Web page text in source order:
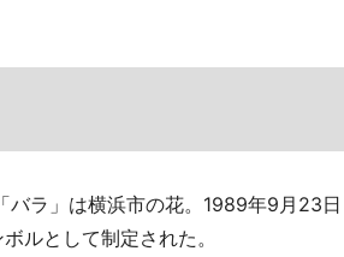
ラ」は横浜市の花。1989年9月23日
ルとして制定された。